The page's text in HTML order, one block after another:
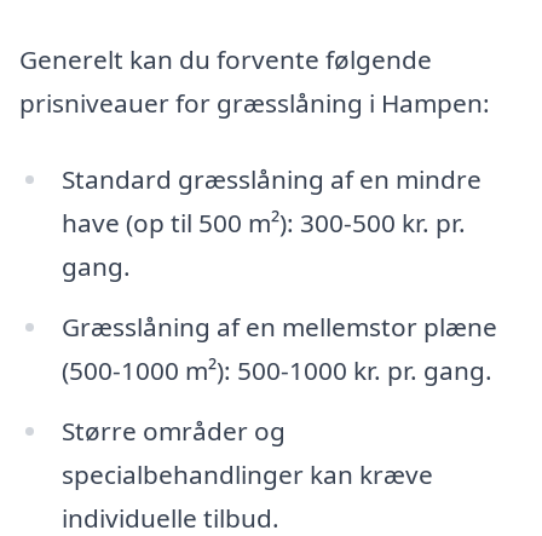
Generelt kan du forvente følgende
prisniveauer for græsslåning i Hampen:
Standard græsslåning af en mindre
have (op til 500 m²): 300-500 kr. pr.
gang.
Græsslåning af en mellemstor plæne
(500-1000 m²): 500-1000 kr. pr. gang.
Større områder og
specialbehandlinger kan kræve
individuelle tilbud.